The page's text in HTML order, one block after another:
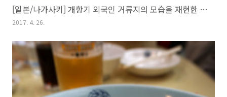
[일본/나가사키] 개항기 외국인 거류지의 모습을 재현한 데지마(出島)
2017. 4. 26.